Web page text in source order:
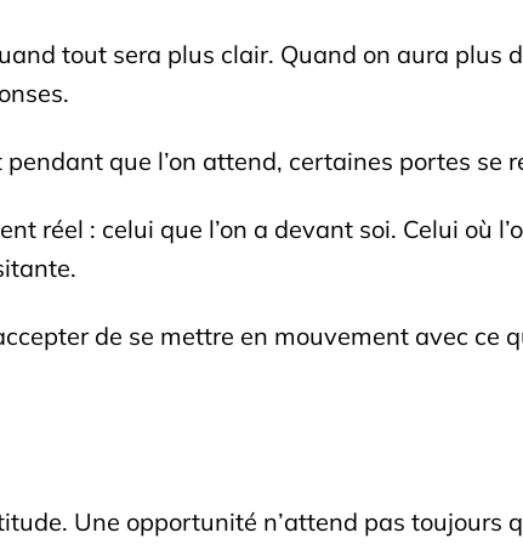
tout sera plus clair. Quand on aura plus
que l’on attend, certaines portes se
réel : celui que l’on a devant soi. Celui où
de se mettre en mouvement avec ce
Une opportunité n’attend pas toujours